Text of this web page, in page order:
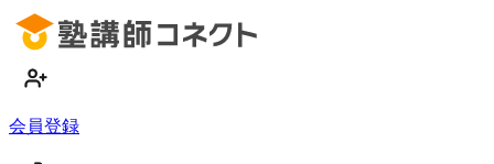
会員登録